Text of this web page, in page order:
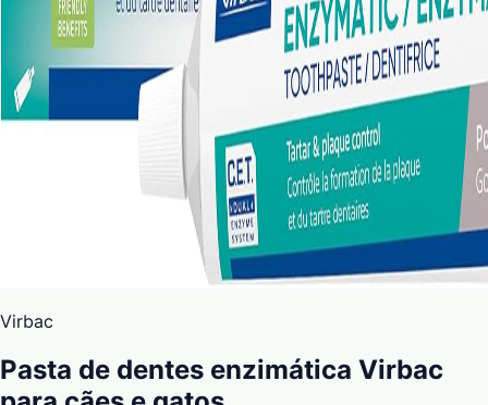
Virbac
Pasta de dentes enzimática Virbac